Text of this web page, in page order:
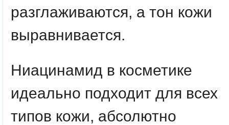
разглаживаются, а тон кожи
выравнивается.
Ниацинамид в косметике
идеально подходит для всех
типов кожи, абсолютно